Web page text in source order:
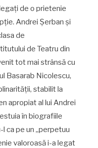
de o prietenie
Andrei Șerban și
de
de Teatru din
tot mai strânsă cu
Basarab Nicolescu,
stabilit la
apropiat al lui Andrei
în biografiile
ca pe un „perpetuu
valoroasă i-a legat